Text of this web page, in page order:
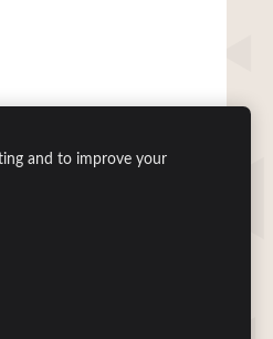
and to improve your